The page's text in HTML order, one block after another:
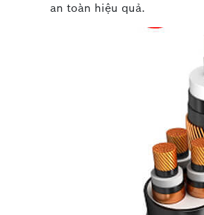
an toàn hiệu quả.